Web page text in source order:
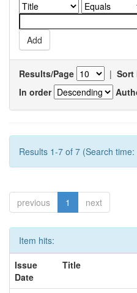
Results/Page | Sort
In order
Results 1-7 of 7 (Search
previous 1 next
Item hits:
Issue
Date
Title